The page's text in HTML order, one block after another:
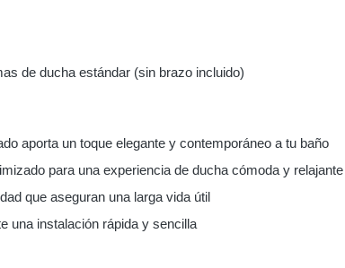
de ducha estándar (sin brazo incluido)
aporta un toque elegante y contemporáneo a tu baño
para una experiencia de ducha cómoda y relajante
que aseguran una larga vida útil
una instalación rápida y sencilla